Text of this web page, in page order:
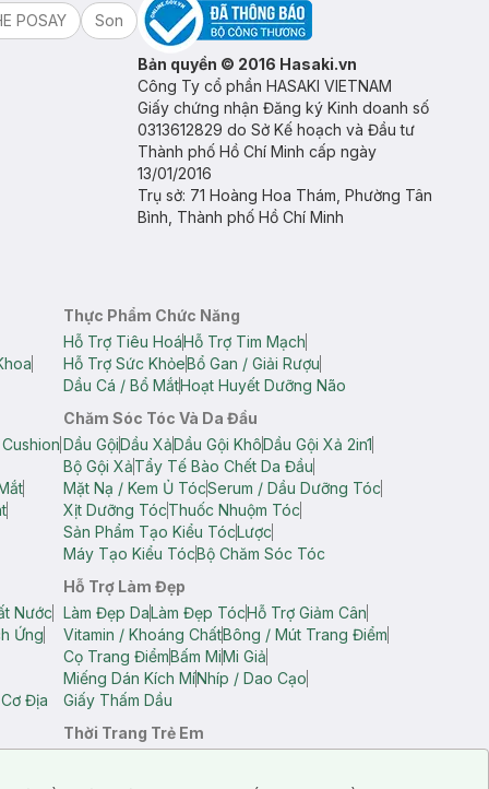
POSAY Son
Bản quyền © 2016 Hasaki.vn
Công Ty cổ phần HASAKI VIETNAM
Giấy chứng nhận Đăng ký Kinh doanh số
0313612829 do Sở Kế hoạch và Đầu tư
Thành phố Hồ Chí Minh cấp ngày
13/01/2016
Trụ sở: 71 Hoàng Hoa Thám, Phường Tân
Bình, Thành phố Hồ Chí Minh
Thực Phẩm Chức Năng
Hỗ Trợ Tiêu HoáHỗ Trợ Tim Mạch
Hỗ Trợ Sức KhỏeBổ Gan / Giải Rượu
Dầu Cá / Bổ MắtHoạt Huyết Dưỡng Não
Chăm Sóc Tóc Và Da Đầu
Dầu GộiDầu XảDầu Gội KhôDầu Gội Xả 2in1
Bộ Gội XảTẩy Tế Bào Chết Da Đầu
Mặt Nạ / Kem Ủ TócSerum / Dầu Dưỡng Tóc
Xịt Dưỡng TócThuốc Nhuộm Tóc
Sản Phẩm Tạo Kiểu TócLược
Máy Tạo Kiểu TócBộ Chăm Sóc Tóc
Nước
Ứng
Địa
Hỗ Trợ Làm Đẹp
Làm Đẹp DaLàm Đẹp TócHỗ Trợ Giảm Cân
Vitamin / Khoáng ChấtBông / Mút Trang Điểm
Cọ Trang ĐiểmBấm MiMi Giả
Miếng Dán Kích MíNhíp / Dao Cạo
Giấy Thấm Dầu
Thời Trang Trẻ Em